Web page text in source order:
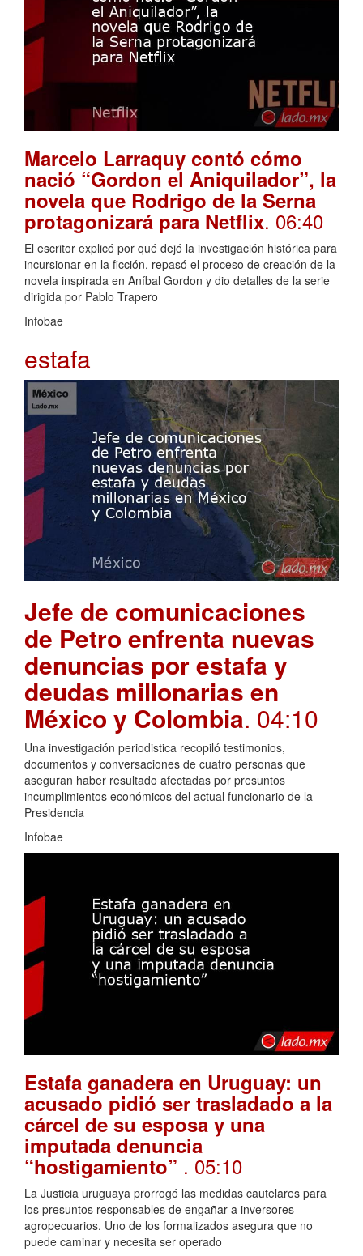
Marcelo Larraquy contó cómo
nació “Gordon el Aniquilador”, la
novela que Rodrigo de la Serna
protagonizará para Netflix. 06:40
El escritor explicó por qué dejó la investigación histórica para
incursionar en la ficción, repasó el proceso de creación de la
novela inspirada en Aníbal Gordon y dio detalles de la serie
dirigida por Pablo Trapero
Infobae
estafa
Jefe de comunicaciones
de Petro enfrenta nuevas
denuncias por estafa y
deudas millonarias en
México y Colombia. 04:10
Una investigación periodistica recopiló testimonios,
documentos y conversaciones de cuatro personas que
aseguran haber resultado afectadas por presuntos
incumplimientos económicos del actual funcionario de la
Presidencia
Infobae
Estafa ganadera en Uruguay: un
acusado pidió ser trasladado a la
cárcel de su esposa y una
imputada denuncia
“hostigamiento” . 05:10
La Justicia uruguaya prorrogó las medidas cautelares para
los presuntos responsables de engañar a inversores
agropecuarios. Uno de los formalizados asegura que no
puede caminar y necesita ser operado